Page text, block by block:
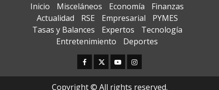
Inicio Misceláneos Economía
Finanzas
Actualidad
RSE Empresarial
PYMES
Tasas y Balances
Expertos
Tecnología
Entretenimiento
Deportes
Facebook
TwitterYoutubeInstagram
Copyright © All rights reserved.